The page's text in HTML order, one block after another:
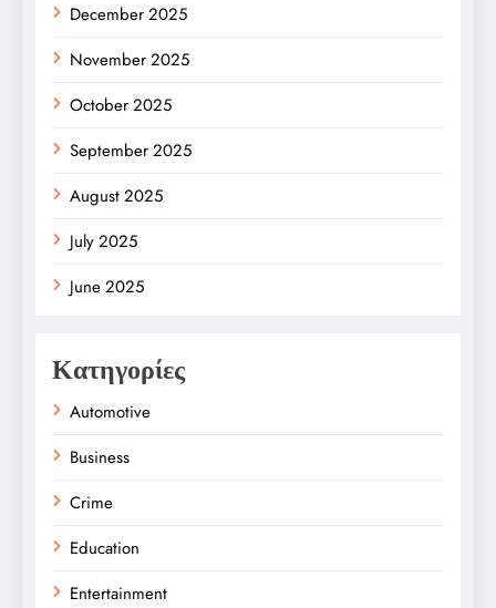
December 2025
November 2025
October 2025
September 2025
August 2025
July 2025
June 2025
Κατηγορίες
Automotive
Business
Crime
Education
Entertainment